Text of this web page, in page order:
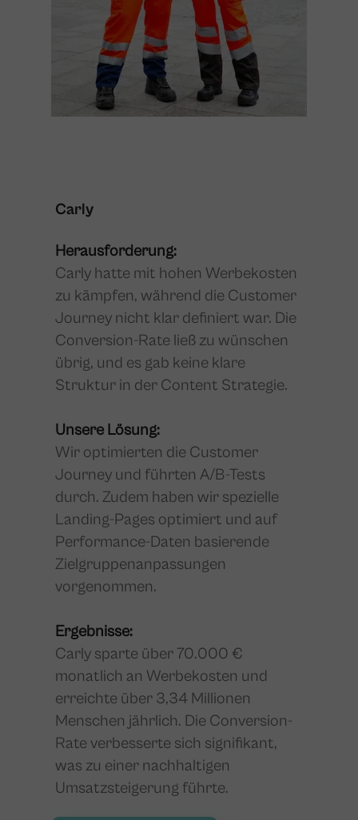
Carly
Herausforderung:
Carly hatte mit hohen Werbekosten
zu kämpfen, während die Customer
Journey nicht klar definiert war. Die
Conversion-Rate ließ zu wünschen
übrig, und es gab keine klare
Struktur in der Content Strategie.
Unsere Lösung:
Wir optimierten die Customer
Journey und führten A/B-Tests
durch. Zudem haben wir spezielle
Landing-Pages optimiert und auf
Performance-Daten basierende
Zielgruppenanpassungen
vorgenommen.
Ergebnisse:
Carly sparte über 70.000 €
monatlich an Werbekosten und
erreichte über 3,34 Millionen
Menschen jährlich. Die Conversion-
Rate verbesserte sich signifikant,
was zu einer nachhaltigen
Umsatzsteigerung führte.